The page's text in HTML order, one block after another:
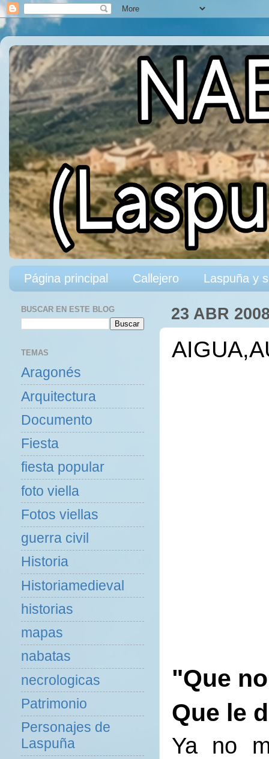
Página principal Callejero Laspuña y
23 ABR
"Que
Que le
Ya no
BUSCAR EN ESTE BLOG
TEMAS
Aragonés
Arquitectura
Documento
Fiesta
fiesta popular
foto viella
Fotos viellas
guerra civil
Historia
Historiamedieval
historias
mapas
nabatas
necrologicas
Patrimonio
Personajes de
Laspuña